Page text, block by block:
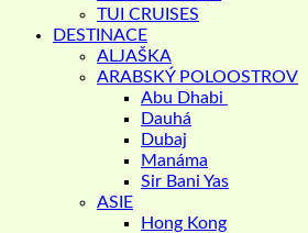
TUI CRUISES
DESTINACE
ALJAŠKA
ARABSKÝ POLOOSTROV
Abu Dhabi
Dauhá
Dubaj
Manáma
Sir Bani Yas
ASIE
Hong Kong